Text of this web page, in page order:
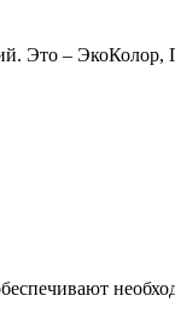
Это – ЭкоКолор,